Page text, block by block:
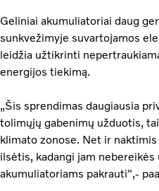
Geliniai akumuliatoriai daug
sunkvežimyje suvartojamos
leidžia užtikrinti
energijos tiekimą.
„Šis sprendimas daugiausia
tolimųjų gabenimų užduotis,
klimato zonose. Net ir
ilsėtis, kadangi jam
akumuliatoriams pakrauti",-